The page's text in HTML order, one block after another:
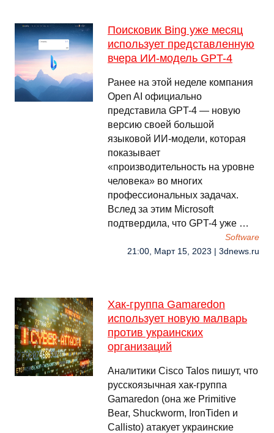
Поисковик Bing уже месяц
использует представленную
вчера ИИ-модель GPT-4
Ранее на этой неделе компания
Open AI официально
представила GPT-4 — новую
версию своей большой
языковой ИИ-модели, которая
показывает
«производительность на уровне
человека» во многих
профессиональных задачах.
Вслед за этим Microsoft
подтвердила, что GPT-4 уже …
Software
21:00, Март 15, 2023 | 3dnews.ru
Хак-группа Gamaredon
использует новую малварь
против украинских
организаций
Аналитики Cisco Talos пишут, что
русскоязычная хак-группа
Gamaredon (она же Primitive
Bear, Shuckworm, IronTiden и
Callisto) атакует украинские